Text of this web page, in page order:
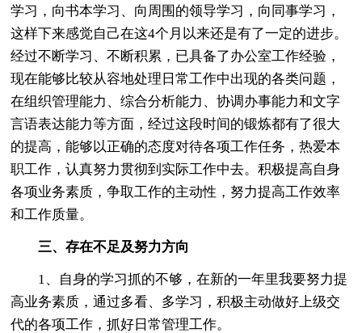
学习，向书本学习、向周围的领导学习，向同事学习，
这样下来感觉自己在这4个月以来还是有了一定的进步。
经过不断学习、不断积累，已具备了办公室工作经验，
现在能够比较从容地处理日常工作中出现的各类问题，
在组织管理能力、综合分析能力、协调办事能力和文字
言语表达能力等方面，经过这段时间的锻炼都有了很大
的提高，能够以正确的态度对待各项工作任务，热爱本
职工作，认真努力贯彻到实际工作中去。积极提高自身
各项业务素质，争取工作的主动性，努力提高工作效率
和工作质量。
三、存在不足及努力方向
1、自身的学习抓的不够，在新的一年里我要努力提
高业务素质，通过多看、多学习，积极主动做好上级交
代的各项工作，抓好日常管理工作。